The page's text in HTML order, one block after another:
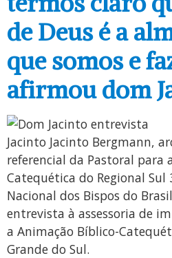
de Deus é a
que somos e
afirmou dom
Jacinto Jacinto Bergmann,
referencial da Pastoral para
Catequética do Regional Sul
Nacional dos Bispos do
entrevista à assessoria de
a Animação Bíblico-
Grande do Sul.